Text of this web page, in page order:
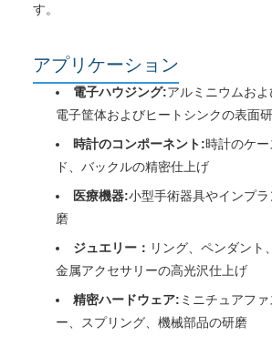
す。
アプリケーション
電子ハウジング:アルミニウムお
電子筐体およびヒートシンクの表面
時計のコンポーネント:時計のケ
ド、バックルの精密仕上げ
医療機器:小型手術器具やインプ
磨
ジュエリー： リング、ペンダント
金属アクセサリーの高光沢仕上げ
精密ハードウェア: ミニチュアフ
ー、スプリング、機械部品の研磨